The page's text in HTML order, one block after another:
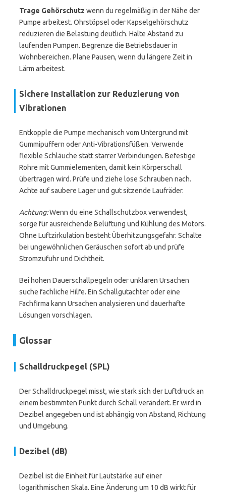
Trage Gehörschutz wenn du regelmäßig in der Nähe der
Pumpe arbeitest. Ohrstöpsel oder Kapselgehörschutz
reduzieren die Belastung deutlich. Halte Abstand zu
laufenden Pumpen. Begrenze die Betriebsdauer in
Wohnbereichen. Plane Pausen, wenn du längere Zeit in
Lärm arbeitest.
Sichere Installation zur Reduzierung von
Vibrationen
Entkopple die Pumpe mechanisch vom Untergrund mit
Gummipuffern oder Anti-Vibrationsfüßen. Verwende
flexible Schläuche statt starrer Verbindungen. Befestige
Rohre mit Gummielementen, damit kein Körperschall
übertragen wird. Prüfe und ziehe lose Schrauben nach.
Achte auf saubere Lager und gut sitzende Laufräder.
Achtung:Wenn du eine Schallschutzbox verwendest,
sorge für ausreichende Belüftung und Kühlung des Motors.
Ohne Luftzirkulation besteht Überhitzungsgefahr. Schalte
bei ungewöhnlichen Geräuschen sofort ab und prüfe
Stromzufuhr und Dichtheit.
Bei hohen Dauerschallpegeln oder unklaren Ursachen
suche fachliche Hilfe. Ein Schallgutachter oder eine
Fachfirma kann Ursachen analysieren und dauerhafte
Lösungen vorschlagen.
Glossar
Schalldruckpegel (SPL)
Der Schalldruckpegel misst, wie stark sich der Luftdruck an
einem bestimmten Punkt durch Schall verändert. Er wird in
Dezibel angegeben und ist abhängig von Abstand, Richtung
und Umgebung.
Dezibel (dB)
Dezibel ist die Einheit für Lautstärke auf einer
logarithmischen Skala. Eine Änderung um 10 dB wirkt für